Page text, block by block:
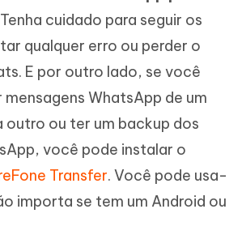
cuidado para seguir os
qualquer erro ou perder o
E por outro lado, se você
WhatsApp de um
outro ou ter um backup dos
você pode instalar o
Transfer. Você pode usa-
importa se tem um Android ou